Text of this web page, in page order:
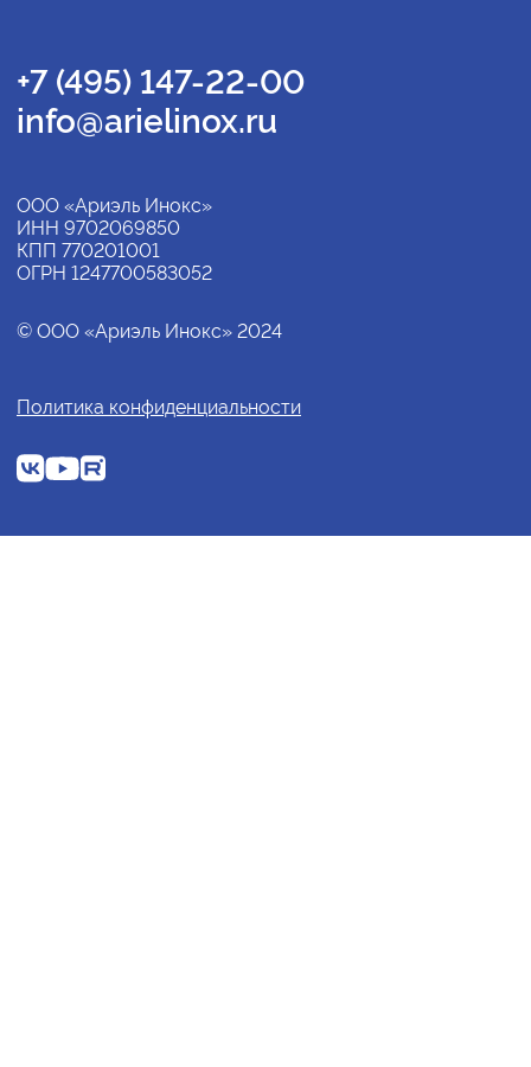
+7 (495) 147-22-00
info@arielinox.ru
ООО «Ариэль Инокс»
ИНН 9702069850
КПП 770201001
ОГРН 1247700583052
© ООО «Ариэль Инокс» 2024
Политика конфиденциальности